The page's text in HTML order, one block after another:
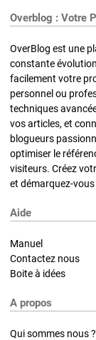
Overblog : Votre
OverBlog est une
constante
facilement votre
personnel ou
techniques
vos articles, et
blogueurs
optimiser le
visiteurs. Créez
et démarquez-
Aide
Manuel
Contactez nous
Boite à idées
A propos
Qui sommes nous ?